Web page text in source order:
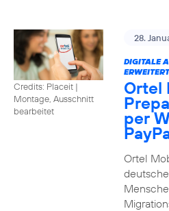
Credits: Placeit |
Montage, Ausschnitt
bearbeitet
28.
DIGITALE
Ortel
per
Ortel